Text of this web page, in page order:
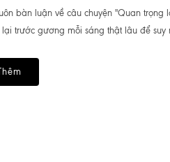
bàn luận về câu chuyện "Quan
trước gương mỗi sáng thật lâu để suy